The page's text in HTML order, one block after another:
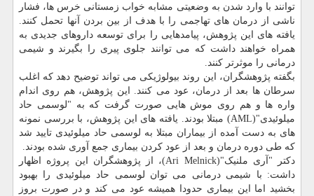
توانند با وارد شدن به وضعیتی مشابه خواب زمستانی خرس ها، فشار
ناشی از درمان های تهاجمی را با هدف از بین بردن آنها تحمل کنند.
یافته های این پژوهش، پیامدهایی را برای توسعه داروهای جدیدی به
همراه خواهند داشت که می توانند جلوی پیری را بگیرند و شیمی
درمانی را موثرتر کنند.
بگفته پژوهشگران، این روند بیولوژیکی می تواند توضیح دهد که اغلب
سرطان ها بعد از درمان، عود می کنند. این پژوهش، هم روی اندام
واره ها و هم روی موش هایی صورت گرفت که به "لوسمی حاد
میلوئیدی"(AML) مبتلا بودند. یافته های این پژوهش، با بررسی نمونه
های به دست آمده از بیماران مبتلا به لوسمی حاد میلوئیدی تایید شد
که طی دوره درمان و بعد از عود کردن بیماری جمع آوری شده بودند.
دکتر "آری ملنیک"(Ari Melnick)، از پژوهشگران این پروژه اظهار
داشت: با شیمی درمانی می توان لوسمی حاد میلوئیدی را بهبود
بخشید اما این بیماری حدودا همیشه عود می کند و در صورت بروز